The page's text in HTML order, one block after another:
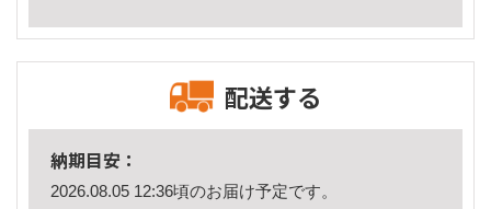
配送する
納期目安：
2026.08.05 12:36頃のお届け予定です。